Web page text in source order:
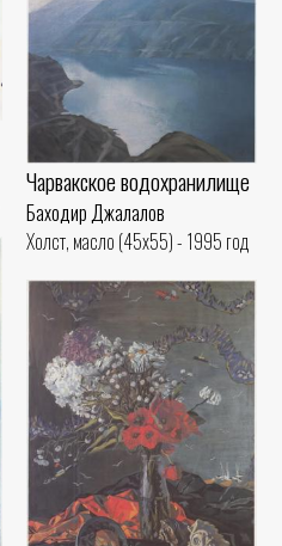
Чарвакское водохранилище
Баходир Джалалов
Холст, масло (45x55) - 1995 год